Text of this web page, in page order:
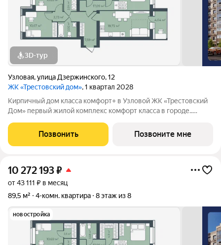
3D-тур
Узловая,улица Дзержинского,12
ЖК «Трестовский дом», 1 квартал 2028
Кирпичный дом класса комфорт+ в Узловой ЖК «Трестовский
Дом» первый жилой комплекс комфорт класса в городе..
Кирпично-монолитный дом выполнен в современном стиле, с
теплым натуральным кирпичом
Позвонить Позвоните мне
10 272 193₽
от 43 111 ₽ в месяц
89,5 м²
4-комн. квартира 8 этаж из 8
новостройка